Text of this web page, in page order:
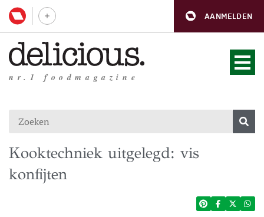
AANMELDEN
nr.1 foodmagazine
Kooktechniek uitgelegd: vis
konfijten